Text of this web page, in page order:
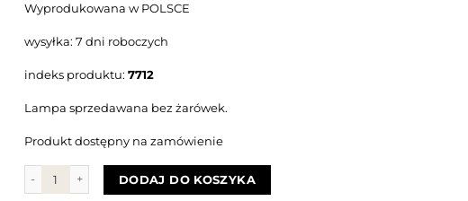
Wyprodukowana w POLSCE
wysyłka: 7 dni roboczych
indeks produktu: 7712
Lampa sprzedawana bez żarówek.
Produkt dostępny na zamówienie
ilość LAMPA PODŁOGOWA STOJĄCA PODWÓJNA MONO 120CM 10W GU10
DODAJ DO KOSZYKA